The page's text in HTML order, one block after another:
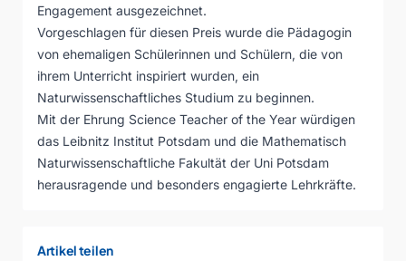
Engagement ausgezeichnet.
Vorgeschlagen für diesen Preis wurde die Pädagogin
von ehemaligen Schülerinnen und Schülern, die von
ihrem Unterricht inspiriert wurden, ein
Naturwissenschaftliches Studium zu beginnen.
Mit der Ehrung Science Teacher of the Year würdigen
das Leibnitz Institut Potsdam und die Mathematisch
Naturwissenschaftliche Fakultät der Uni Potsdam
herausragende und besonders engagierte Lehrkräfte.
Artikel teilen